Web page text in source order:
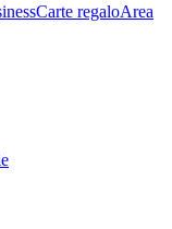
Carte regaloArea